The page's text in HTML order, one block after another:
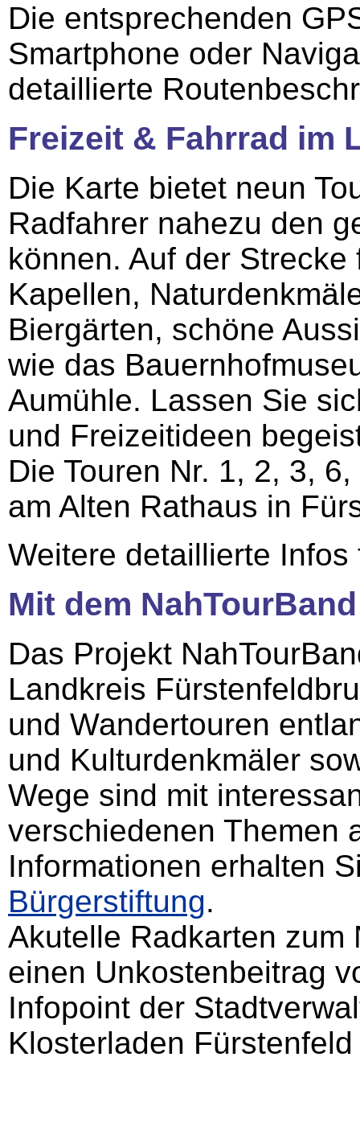
Die entsprechenden
Smartphone oder
detaillierte
Freizeit & Fahrrad im
Die Karte bietet neun
Radfahrer nahezu den
können. Auf der
Kapellen,
Biergärten, schöne
wie das
Aumühle. Lassen Sie
und Freizeitideen
Die Touren Nr. 1, 2, 3,
am Alten Rathaus in
Weitere detaillierte
Mit dem
Das Projekt
Landkreis
und Wandertouren
und Kulturdenkmäler
Wege sind mit
verschiedenen Themen
Informationen erhalten
Bürgerstiftung.
Akutelle Radkarten zum
einen Unkostenbeitrag
Infopoint der
Klosterladen